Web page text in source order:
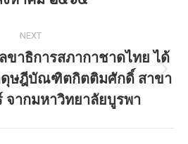
NEXT
Next
post:
ขาธิการสภากาชาดไทย ได้
ษฎีบัณฑิตกิตติมศักดิ์ สาขา
จากมหาวิทยาลัยบูรพา